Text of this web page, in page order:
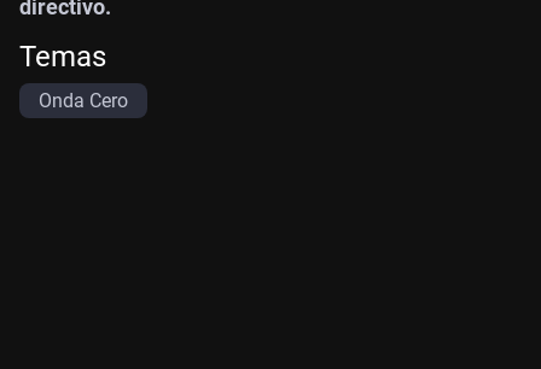
directivo.
Temas
Onda Cero